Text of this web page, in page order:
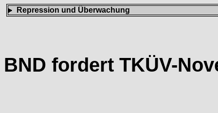
Repression und Überwachung
BND fordert TKÜV-